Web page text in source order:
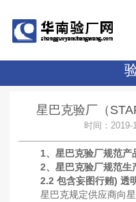
星巴克验厂（
时间：
1、星巴克验厂规范产
2、星巴克验厂规范生产
2.2 包含妄图行贿) 透
星巴克规定供应商向星